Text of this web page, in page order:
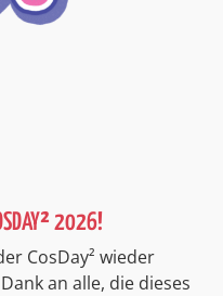
2026!
CosDay² wieder
an alle, die dieses